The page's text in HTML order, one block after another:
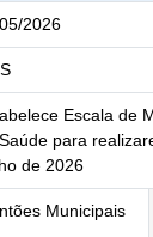
2026
Escala de
para
de 2026
Municipais